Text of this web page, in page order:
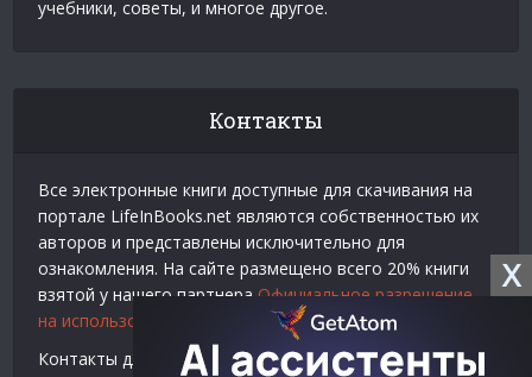
учебники, советы, и многое другое.
Контакты
Все электронные книги доступные для скачивания на
портале LifeInBooks.net являются собственностью их
авторов и представлены исключительно для
ознакомления. На сайте размещено всего 20% книги
взятой у нашего партнераОфициальное разрешение
на использование материалов Litres.
Контакты для связи по вопросам авторского права и
X